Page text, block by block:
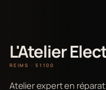
L'Atelier
REIMS · 51100
Atelier expert en